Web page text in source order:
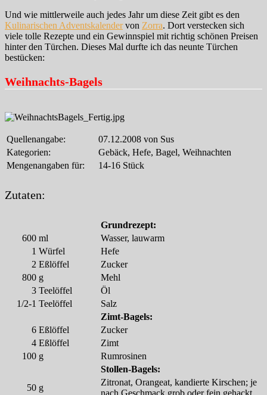
Und wie mittlerweile auch jedes Jahr um diese Zeit gibt es den
Kulinarischen Adventskalendervon Zorra. Dort verstecken sich
viele tolle Rezepte und ein Gewinnspiel mit richtig schönen Preisen
hinter den Türchen. Dieses Mal durfte ich das neunte Türchen
bestücken:
Weihnachts-Bagels
Quellenangabe:
07.12.2008 von Sus
Kategorien:
Gebäck, Hefe, Bagel, Weihnachten
Mengenangaben für:
14-16 Stück
Zutaten:
Grundrezept:
600 ml
Wasser, lauwarm
1 Würfel
Hefe
2 Eßlöffel
Zucker
800 g
Mehl
3 Teelöffel
Öl
1/2-1 Teelöffel
Salz
Zimt-Bagels:
6 Eßlöffel
Zucker
4 Eßlöffel
Zimt
100 g
Rumrosinen
Stollen-Bagels:
50 g
Zitronat, Orangeat, kandierte Kirschen; je
nach Geschmack grob oder fein gehackt